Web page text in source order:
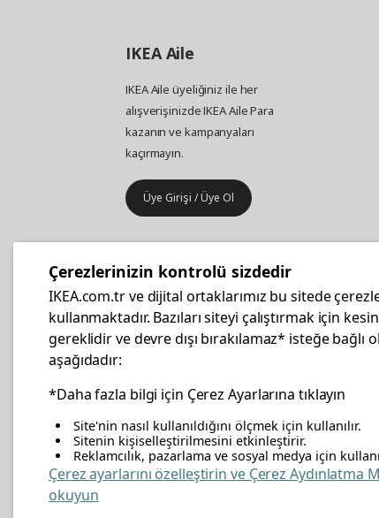
IKEAAile
IKEA Aile üyeliğiniz ile her
alışverişinizde IKEA Aile Para
kazanın ve kampanyaları
kaçırmayın.
Üye Girişi / Üye Ol
İş yeri mobilya ve aksesuar
alışverişleriniz IKEA Kurumsal Kart
ile daha hesaplı.
facebooktwitterinstagrampinterestyoutube
Çerezlerinizin kontrolü sizdedir
IKEA.com.tr ve dijital ortaklarımız bu sitede
kullanmaktadır. Bazıları siteyi çalıştırmak için
gereklidir ve devre dışı bırakılamaz* isteğe bağlı
aşağıdadır:
*Daha fazla bilgi için Çerez Ayarlarına tıklayın
Site'nin nasıl kullanıldığını ölçmek için kullanılır.
Sitenin kişiselleştirilmesini etkinleştirir.
Reklamcılık, pazarlama ve sosyal medya için
Çerez ayarlarını özelleştirin ve Çerez Aydınlatma
okuyun